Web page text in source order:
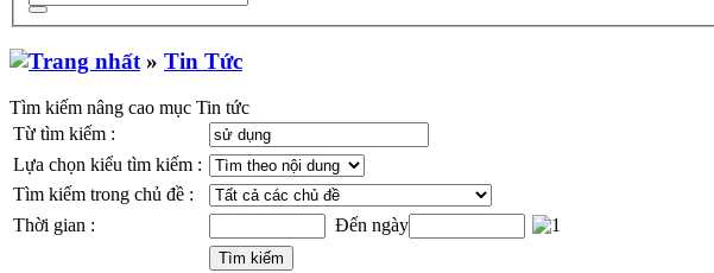
» Tin Tức
Tìm kiếm nâng cao mục Tin tức
Từ tìm kiếm :
Lựa chọn kiểu tìm kiếm :
Tìm kiếm trong chủ đề :
Thời gian :
Đến ngày